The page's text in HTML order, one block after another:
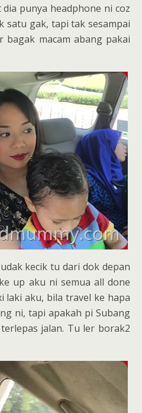
punya headphone ni coz
satu gak, tapi tak sesampai
macam abang pakai
kecik tu dari dok depan
up aku ni semua all done
laki aku, bila travel ke hapa
ni, tapi apakah pi Subang
jalan. Tu ler borak2